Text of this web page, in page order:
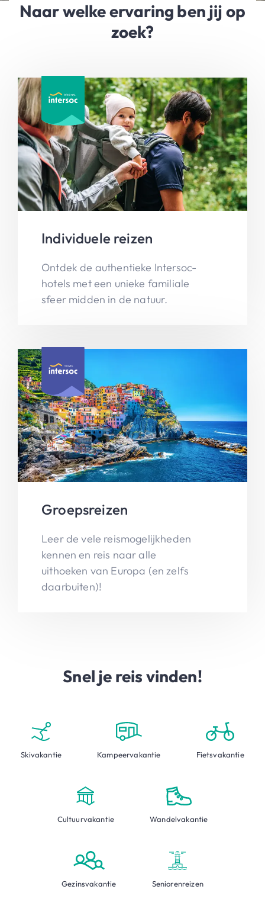
Naar welke ervaring ben jij op
zoek?
Individuele reizen
Ontdek de authentieke Intersoc-
hotels met een unieke familiale
sfeer midden in de natuur.
Groepsreizen
Leer de vele reismogelijkheden
kennen en reis naar alle
uithoeken van Europa (en zelfs
daarbuiten)!
Snel je reis vinden!
Skivakantie Kampeervakantie Fietsvakantie
Cultuurvakantie Wandelvakantie
Gezinsvakantie Seniorenreizen